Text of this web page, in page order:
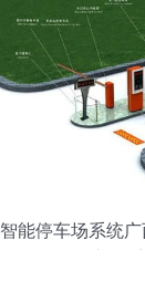
智能停车场系统